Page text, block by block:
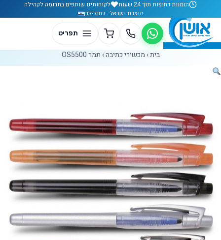
דלג לתוכןהזמנות דחופות תוך 24 שעות
לקוחותינו שותפים בתרומה לקהילה
תוצרת ישראל · כחול-לבן
בית› מכשירי כתיבה› תמר OS5500